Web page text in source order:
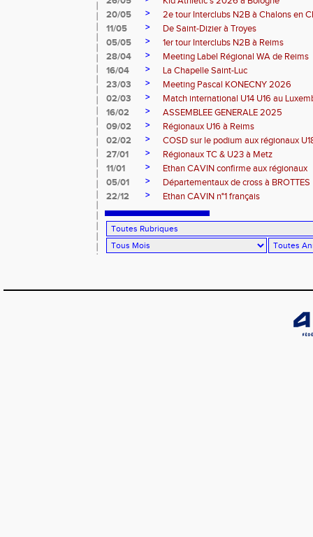
20/05
>
2e tour Interclubs N2B à Chalons en
11/05
>
De Saint-Dizier à Troyes
05/05
>
1er tour Interclubs N2B à Reims
28/04
>
Meeting Label Régional WA de Reims
16/04
>
La Chapelle Saint-Luc
23/03
>
Meeting Pascal KONECNY 2026
02/03
>
Match international U14 U16 au
16/02
>
ASSEMBLEE GENERALE 2025
09/02
>
Régionaux U16 à Reims
02/02
>
COSD sur le podium aux régionaux
27/01
>
Régionaux TC & U23 à Metz
11/01
>
Ethan CAVIN confirme aux régionaux
05/01
>
Départementaux de cross à BROTTES
22/12
> Ethan CAVIN n°1 français